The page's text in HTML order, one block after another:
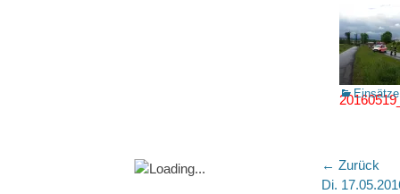
Kategorien
← Zurück
Vorheriger
Di.